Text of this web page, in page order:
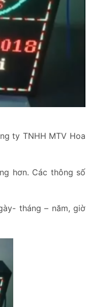
ty TNHH MTV Hoa
hơn. Các thông số
tháng – năm, giờ